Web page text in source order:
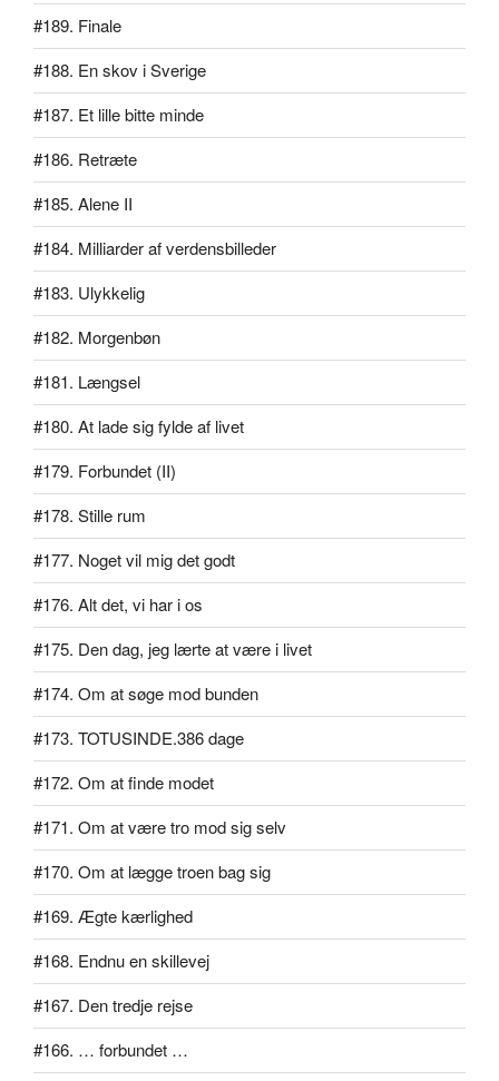
#189. Finale
#188. En skov i Sverige
#187. Et lille bitte minde
#186. Retræte
#185. Alene II
#184. Milliarder af verdensbilleder
#183. Ulykkelig
#182. Morgenbøn
#181. Længsel
#180. At lade sig fylde af livet
#179. Forbundet (II)
#178. Stille rum
#177. Noget vil mig det godt
#176. Alt det, vi har i os
#175. Den dag, jeg lærte at være i livet
#174. Om at søge mod bunden
#173. TOTUSINDE.386 dage
#172. Om at finde modet
#171. Om at være tro mod sig selv
#170. Om at lægge troen bag sig
#169. Ægte kærlighed
#168. Endnu en skillevej
#167. Den tredje rejse
#166. … forbundet …